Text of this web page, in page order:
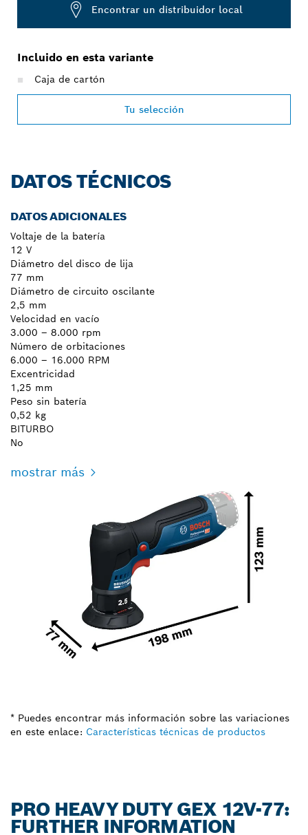
Encontrar un distribuidor local
Incluido en esta variante
Caja de cartón
Tu selección
DATOS TÉCNICOS
DATOS ADICIONALES
Voltaje de la batería
12 V
Diámetro del disco de lija
77 mm
Diámetro de circuito oscilante
2,5 mm
Velocidad en vacío
3.000 – 8.000 rpm
Número de orbitaciones
6.000 – 16.000 RPM
Excentricidad
1,25 mm
Peso sin batería
0,52 kg
BITURBO
No
mostrar más
* Puedes encontrar más información sobre las variaciones
en este enlace: Características técnicas de productos
PRO HEAVY DUTY GEX 12V-77:
FURTHER INFORMATION